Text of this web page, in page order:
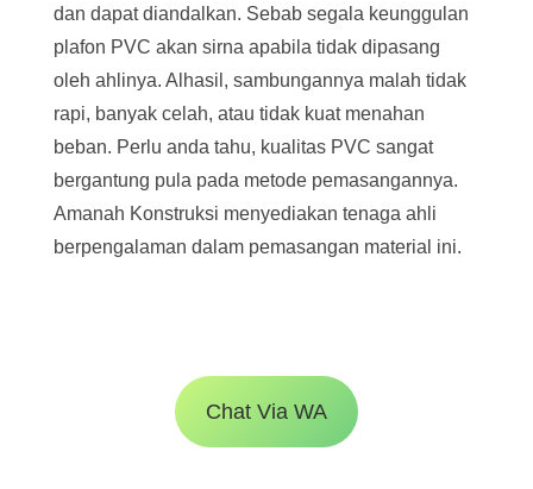
dan dapat diandalkan. Sebab segala keunggulan
plafon PVC akan sirna apabila tidak dipasang
oleh ahlinya. Alhasil, sambungannya malah tidak
rapi, banyak celah, atau tidak kuat menahan
beban. Perlu anda tahu, kualitas PVC sangat
bergantung pula pada metode pemasangannya.
Amanah Konstruksi menyediakan tenaga ahli
berpengalaman dalam pemasangan material ini.
Chat Via WA